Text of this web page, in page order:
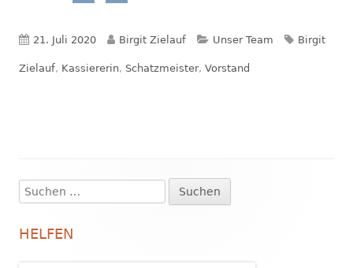
Veröffentlicht
am
21. Juli 2020 Autor
Birgit Zielauf Kategorien
Unser Team Birgit
Zielauf, Kassiererin, Schatzmeister, Vorstand
Haupt-
Seitenleiste
Suchen
nach:
HELFEN